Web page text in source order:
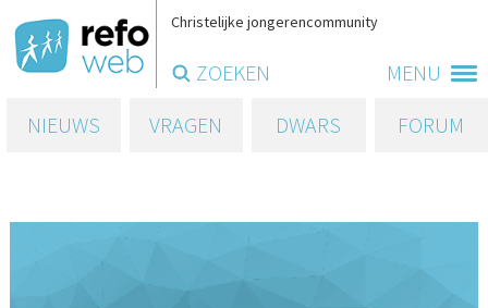
MENU
Christelijke jongerencommunity
ZOEKEN
NIEUWS
VRAGEN DWARS FORUM